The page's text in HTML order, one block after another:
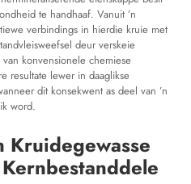
te handhaaf. Vanuit ’n
verbindings in hierdie kruie met
deur verskeie
konvensionele chemiese
resultate lewer in daaglikse
dit konsekwent as deel van ’n
word.
Kruidegewasse